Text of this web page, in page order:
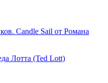
Candle Sail от Романa
Лотта (Ted Lott)